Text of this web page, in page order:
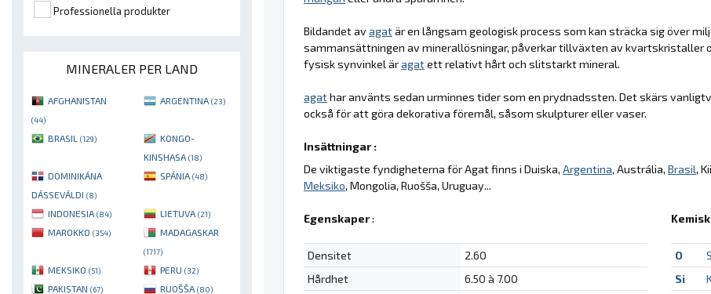
Professionella produkter
MINERALER PER LAND
AFGHANISTAN
(44)
ARGENTINA (23)
BRASIL (129)
KONGO-
KINSHASA (18)
DOMINIKÁNA
DÁSSEVÁLDI (8)
SPÁNIA (48)
INDONESIA (84) LIETUVA (21)
MAROKKO (354) MADAGASKAR
(1717)
MEKSIKO (51) PERU (32)
PAKISTAN (67) RUOŠŠA (80)
Bildandet avagatär en långsam geologisk process som kan sträcka sig över
sammansättningen av minerallösningar, påverkar tillväxten av kvartskristaller
fysisk synvinkel äragatett relativt hårt och slitstarkt mineral.
agathar använts sedan urminnes tider som en prydnadssten. Det skärs
också för att göra dekorativa föremål, såsom skulpturer eller vaser.
Insättningar :
De viktigaste fyndigheterna för Agat finns i Duiska, Argentina, Austrália, Brasil,
Meksiko, Mongolia, Ruošša, Uruguay...
Egenskaper:
Densitet
2.60
Hårdhet
6.50 à 7.00
O
Si